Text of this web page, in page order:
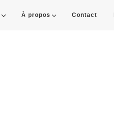
À propos Contact